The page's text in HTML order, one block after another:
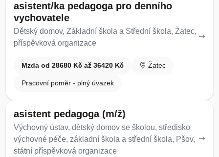
asistent/ka pedagoga pro denního
vychovatele
Dětský domov, Základní škola a Střední škola, Žatec,
příspěvková organizace
Mzda od 28680 Kč až 36420 Kč Žatec
Pracovní poměr - plný úvazek
asistent pedagoga (m/ž)
Výchovný ústav, dětský domov se školou, středisko
výchovné péče, základní škola a střední škola, Pšov,
státní příspěvková organizace